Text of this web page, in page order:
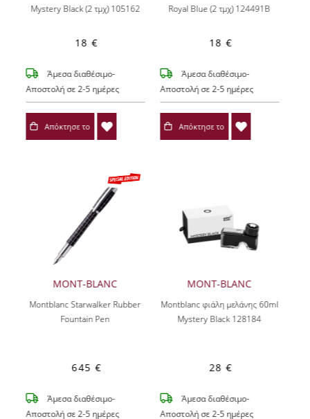
Mystery Black (2 τμχ) 105162
18 €
Άμεσα διαθέσιμο-
Αποστολή σε 2-5 ημέρες
Απόκτησε το
Royal Blue (2 τμχ) 124491B
18 €
Άμεσα διαθέσιμο-
Αποστολή σε 2-5 ημέρες
Απόκτησε το
MONT-BLANC
Montblanc Starwalker Rubber
Fountain Pen
645 €
Άμεσα διαθέσιμο-
Αποστολή σε 2-5 ημέρες
MONT-BLANC
Montblanc φιάλη μελάνης 60ml
Mystery Black 128184
28 €
Άμεσα διαθέσιμο-
Αποστολή σε 2-5 ημέρες